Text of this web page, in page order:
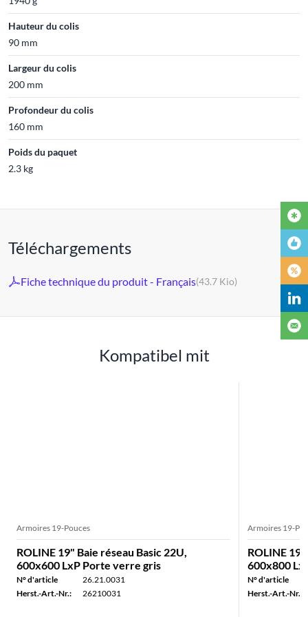
Hauteur du colis
90 mm
Largeur du colis
200 mm
Profondeur du colis
160 mm
Poids du paquet
2.3 kg
Téléchargements
Fiche technique du produit - Français(43.7 Kio)
Kompatibel mit
Armoires 19-Pouces
ROLINE 19" Baie réseau Basic 22U,
600x600 LxP Porte verre gris
N° d'article
26.21.0031
Herst.-Art.-Nr.:
26210031
Armoires 19-
ROLINE
600x800
N° d'article
Herst.-Art.-Nr.: